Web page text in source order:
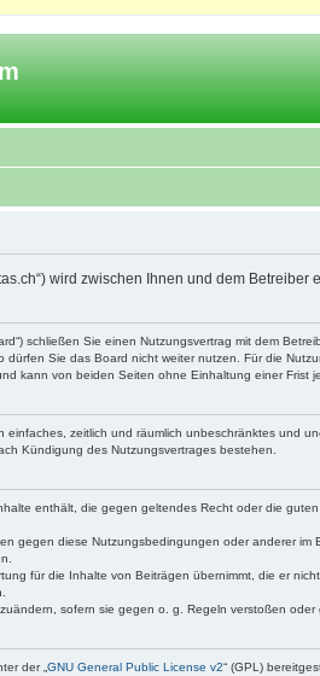
wird zwischen Ihnen und dem
schließen Sie einen Nutzungsvertrag mit dem
Sie das Board nicht weiter nutzen. Für die
kann von beiden Seiten ohne Einhaltung einer Frist
zeitlich und räumlich unbeschränktes und
Kündigung des Nutzungsvertrages bestehen.
enthält, die gegen geltendes Recht oder die
gegen diese Nutzungsbedingungen oder anderer
für die Inhalte von Beiträgen übernimmt, die er
sofern sie gegen o. g. Regeln verstoßen
der „ GNU General Public License v2“ (GPL)